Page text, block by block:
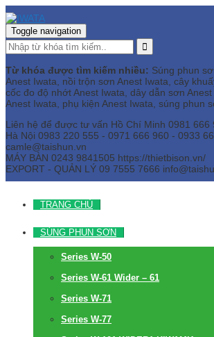
Toggle navigation
Từ khóa được tìm kiếm nhiều: Súng phun
Anest Iwata, nồi trộn sơn Anest Iwata, cây
cốc đo độ nhớt Anest Iwata, dây dẫn sơn
Anest Iwata, phụ kiện Anest Iwata, súng phun
Liên hệ để được tư vấn Hồ Chí Minh 0981 666
Hà Nội 0983 220 555 - 0971 666 960 - 0933
camle@taishun.vn
MÁY BÀN 0243 9841505 https://thietbison.vn/
EXPORT - QUẢN LÝ 09 7555 7666
TRANG CHỦ
SÚNG PHUN SƠN
Series W-50
Series W-61 Wider – 61
Series W-71
Series W-77